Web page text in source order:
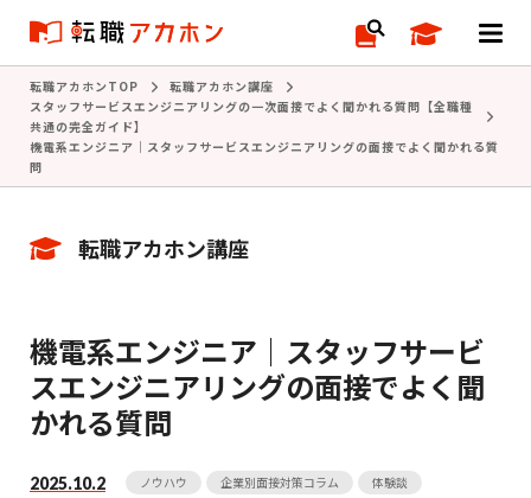
転職アカホンTOP
転職アカホン講座
スタッフサービスエンジニアリングの一次面接でよく聞かれる質問【全職種
共通の完全ガイド】
機電系エンジニア｜スタッフサービスエンジニアリングの面接でよく聞かれる質
問
転職アカホン講座
機電系エンジニア｜スタッフサービ
スエンジニアリングの面接でよく聞
かれる質問
2025.10.2
ノウハウ 企業別面接対策コラム
体験談